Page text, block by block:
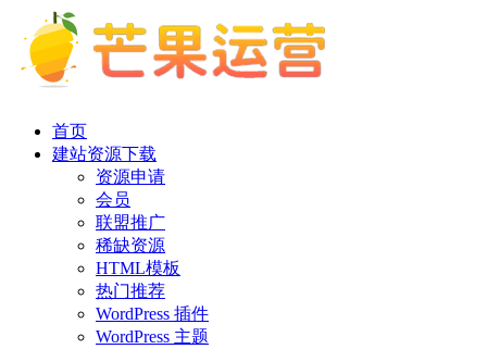
首页
建站资源下载
资源申请
会员
联盟推广
稀缺资源
HTML模板
热门推荐
WordPress 插件
WordPress 主题